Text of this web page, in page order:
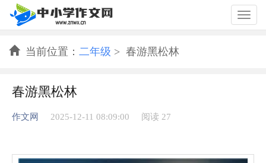
当前位置： 二年级 > 春游黑松林
春游黑松林
作文网 2025-12-11 08:09:00 阅读 27